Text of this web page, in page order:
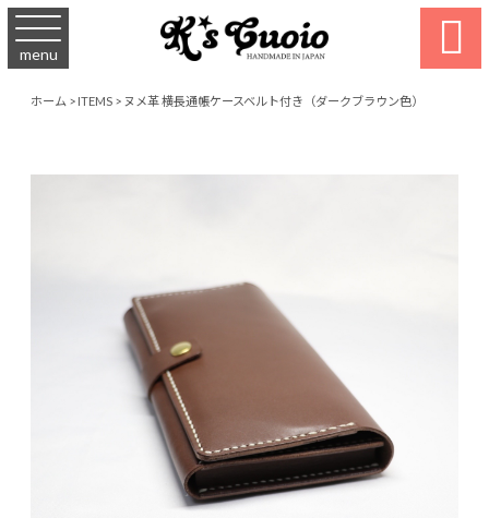
menu 
ホーム > ITEMS > ヌメ革 横長通帳ケースベルト付き（ダークブラウン色）